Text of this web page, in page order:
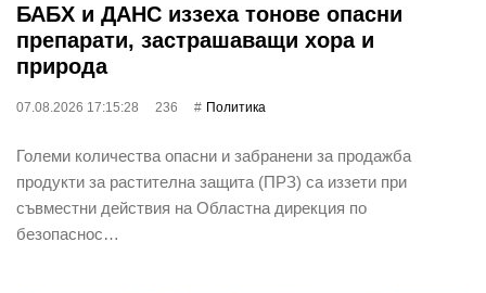
БАБХ и ДАНС иззеха тонове опасни
препарати, застрашаващи хора и
природа
07.08.2026 17:15:28 236 Политика
Големи количества опасни и забранени за продажба
продукти за растителна защита (ПРЗ) са иззети при
съвместни действия на Областна дирекция по
безопаснос…